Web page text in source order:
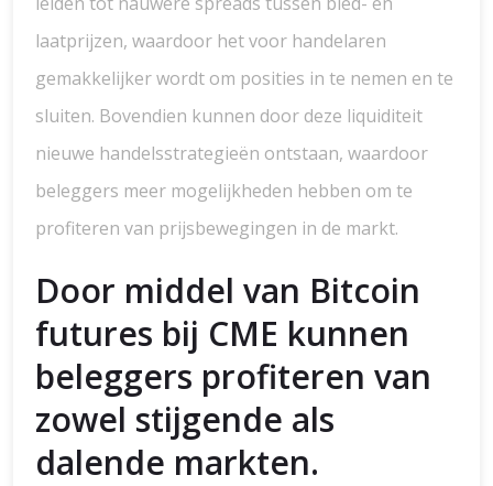
laatprijzen, waardoor het voor handelaren
gemakkelijker wordt om posities in te nemen en te
sluiten. Bovendien kunnen door deze liquiditeit
nieuwe handelsstrategieën ontstaan, waardoor
beleggers meer mogelijkheden hebben om te
profiteren van prijsbewegingen in de markt.
Door middel van Bitcoin
futures bij CME kunnen
beleggers profiteren van
zowel stijgende als
dalende markten.